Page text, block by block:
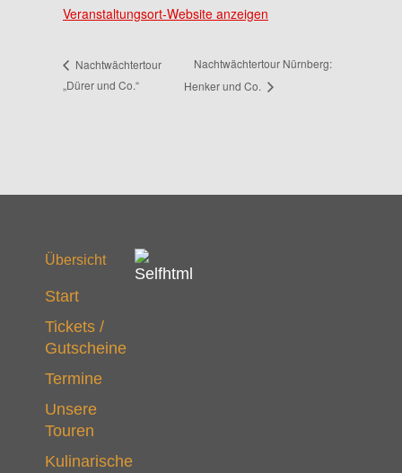
Veranstaltungsort-Website anzeigen
Nachtwächtertour
„Dürer und Co.“
Nachtwächtertour Nürnberg:
Henker und Co.
Übersicht
Start
Tickets /
Gutscheine
Termine
Unsere
Touren
Kulinarische